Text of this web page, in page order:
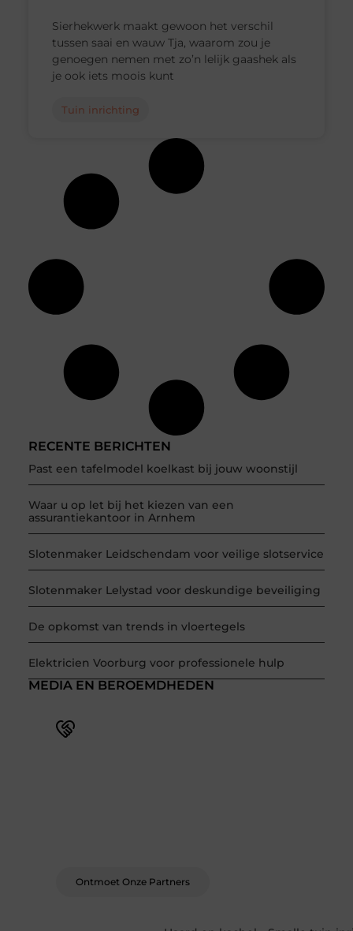
RECENTE BERICHTEN
Past een tafelmodel koelkast bij jouw woonstijl
Waar u op let bij het kiezen van een
assurantiekantoor in Arnhem
Slotenmaker Leidschendam voor veilige slotservice
Slotenmaker Lelystad voor deskundige beveiliging
De opkomst van trends in vloertegels
Elektricien Voorburg voor professionele hulp
MEDIA EN BEROEMDHEDEN
Ontmoet Onze Partners
Sierhekwerk maakt gewoon het verschil
tussen saai en wauw Tja, waarom zou je
genoegen nemen met zo’n lelijk gaashek als
je ook iets moois kunt
Tuin inrichting